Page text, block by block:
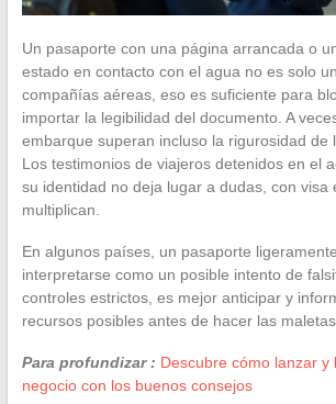
Un pasaporte con una página arrancada o
estado en contacto con el agua no es solo
compañías aéreas, eso es suficiente para
importar la legibilidad del documento. A
embarque superan incluso la rigurosidad de
Los testimonios de viajeros detenidos en el
su identidad no deja lugar a dudas, con visa
multiplican.
En algunos países, un pasaporte
interpretarse como un posible intento de
controles estrictos, es mejor anticipar y
recursos posibles antes de hacer las maletas.
Para profundizar : Descubre cómo lanzar y
negocio con los buenos consejos